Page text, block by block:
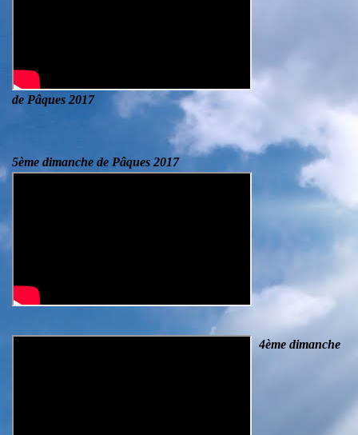
de Pâques 2017
5ème dimanche de Pâques 2017
4ème dimanche